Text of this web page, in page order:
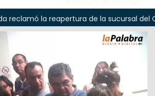
la reapertura de la sucursal del